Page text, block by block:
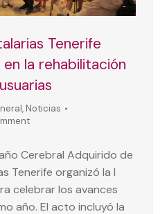
Tenerife
la rehabilitación
, Noticias
Cerebral Adquirido de
Tenerife organizó la I
celebrar los avances
año. El acto incluyó la